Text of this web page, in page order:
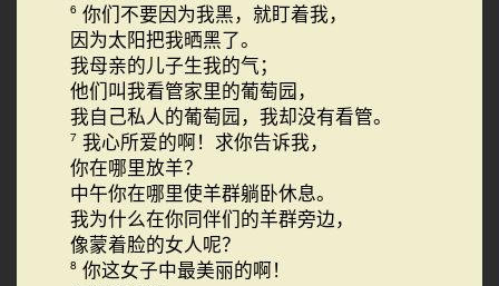
6 你们不要因为我黑，就盯着我，
因为太阳把我晒黑了。
我母亲的儿子生我的气；
他们叫我看管家里的葡萄园，
我自己私人的葡萄园，我却没有看管。
7 我心所爱的啊！求你告诉我，
你在哪里放羊？
中午你在哪里使羊群躺卧休息。
我为什么在你同伴们的羊群旁边，
像蒙着脸的女人呢？
8 你这女子中最美丽的啊！